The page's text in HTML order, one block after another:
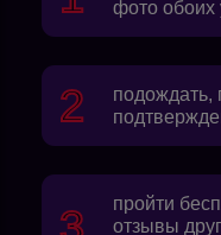
фото обоих
подождать,
пройти
отзывы